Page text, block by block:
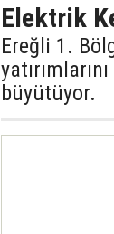
Elektrik
Ereğli 1.
büyütüyor.